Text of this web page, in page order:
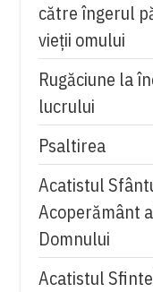
către îngerul
vieții omului
Rugăciune la
lucrului
Psaltirea
Acatistul
Acoperământ
Domnului
Acatistul